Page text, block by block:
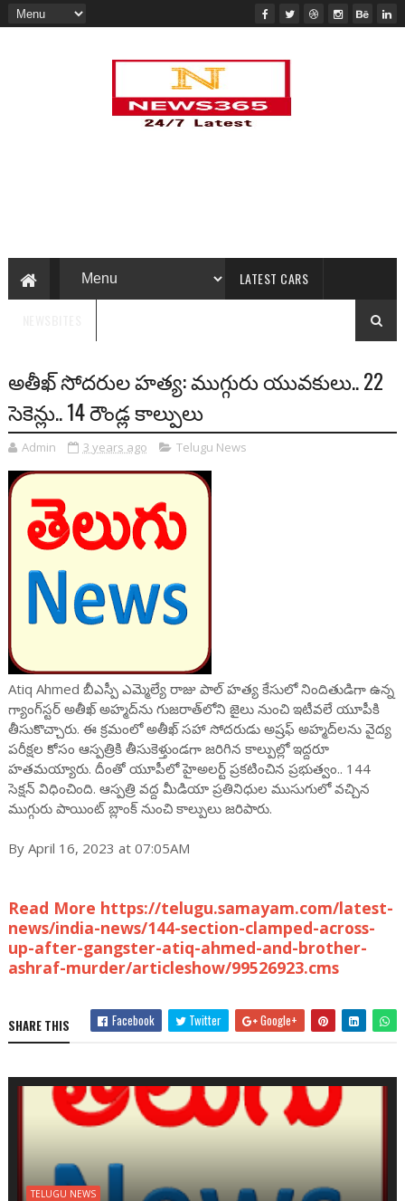
LATEST CARS
అతీఖ్ సోదరుల హత్య: ముగ్గురు యువకులు.. 22
సెకెన్లు.. 14 రౌండ్ల కాల్పులు
Admin 3 years ago Telugu News
Atiq Ahmed బీఎస్పీ ఎమ్మెల్యే రాజు పాల్ హత్య కేసులో నిందితుడిగా ఉన్న
గ్యాంగ్‌స్టర్ అతీఖ్ అహ్మద్‌ను గుజరాత్‌లోని జైలు నుంచి ఇటీవలే యూపీకి
తీసుకొచ్చారు. ఈ క్రమంలో అతీఖ్ సహా సోదరుడు అష్రఫ్ అహ్మద్‌లను వైద్య
పరీక్షల కోసం ఆస్పత్రికి తీసుకెళ్తుండగా జరిగిన కాల్పుల్లో ఇద్దరూ
హతమయ్యారు. దీంతో యూపీలో హైఅలర్ట్ ప్రకటించిన ప్రభుత్వం.. 144
సెక్షన్ విధించింది. ఆస్పత్రి వద్ద మీడియా ప్రతినిధుల ముసుగులో వచ్చిన
ముగ్గురు పాయింట్ బ్లాంక్ నుంచి కాల్పులు జరిపారు.
By April 16, 2023 at 07:05AM
Read More https://telugu.samayam.com/latest-
news/india-news/144-section-clamped-across-
up-after-gangster-atiq-ahmed-and-brother-
ashraf-murder/articleshow/99526923.cms
SHARE THIS Facebook Twitter Google+
TELUGU NEWS